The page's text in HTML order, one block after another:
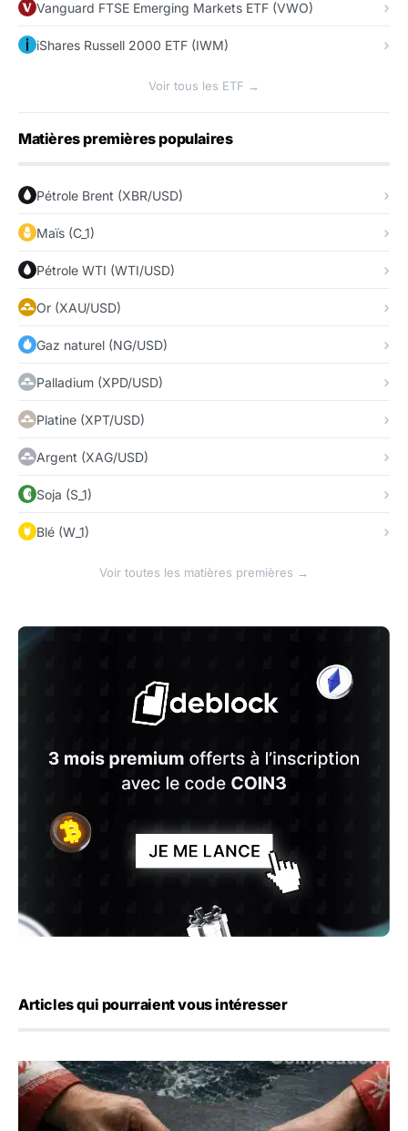
Vanguard FTSE Emerging Markets ETF (VWO)
iShares Russell 2000 ETF (IWM)
Voir tous les ETF →
Matières premières populaires
Pétrole Brent (XBR/USD)
Maïs (C_1)
Pétrole WTI (WTI/USD)
Or (XAU/USD)
Gaz naturel (NG/USD)
Palladium (XPD/USD)
Platine (XPT/USD)
Argent (XAG/USD)
Soja (S_1)
Blé (W_1)
Voir toutes les matières premières →
Articles qui pourraient vous intéresser
Ormuz : l’Iran annonce un accord avec Oman sur une